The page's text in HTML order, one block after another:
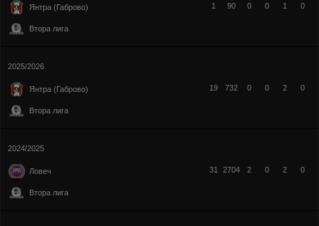
Янтра (Габрово)
Втора лига
1 90 0 0 1 0
2025/2026
Янтра (Габрово)
Втора лига
19 732 0 0 2 0
2024/2025
Ловеч
Втора лига
31 2704 2 0 2 0